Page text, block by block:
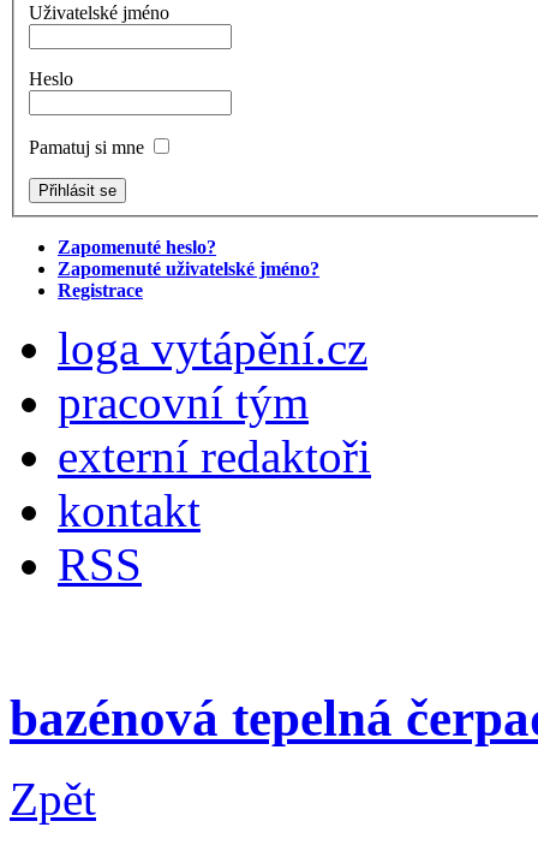
Uživatelské jméno
Heslo
Pamatuj si mne
Zapomenuté heslo?
Zapomenuté uživatelské jméno?
Registrace
loga vytápění.cz
pracovní tým
externí redaktoři
kontakt
RSS
bazénová tepelná
Zpět